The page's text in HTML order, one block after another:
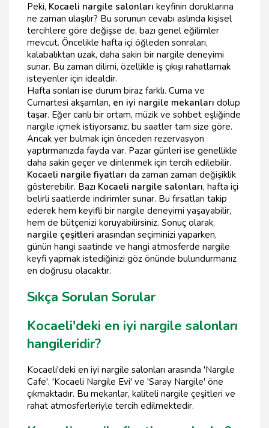
Peki, Kocaeli nargile salonları keyfinin doruklarına
ne zaman ulaşılır? Bu sorunun cevabı aslında kişisel
tercihlere göre değişse de, bazı genel eğilimler
mevcut. Öncelikle hafta içi öğleden sonraları,
kalabalıktan uzak, daha sakin bir nargile deneyimi
sunar. Bu zaman dilimi, özellikle iş çıkışı rahatlamak
isteyenler için idealdir.
Hafta sonları ise durum biraz farklı. Cuma ve
Cumartesi akşamları, en iyi nargile mekanları dolup
taşar. Eğer canlı bir ortam, müzik ve sohbet eşliğinde
nargile içmek istiyorsanız, bu saatler tam size göre.
Ancak yer bulmak için önceden rezervasyon
yaptırmanızda fayda var. Pazar günleri ise genellikle
daha sakin geçer ve dinlenmek için tercih edilebilir.
Kocaeli nargile fiyatları da zaman zaman değişiklik
gösterebilir. Bazı Kocaeli nargile salonları, hafta içi
belirli saatlerde indirimler sunar. Bu fırsatları takip
ederek hem keyifli bir nargile deneyimi yaşayabilir,
hem de bütçenizi koruyabilirsiniz. Sonuç olarak,
nargile çeşitleri arasından seçiminizi yaparken,
günün hangi saatinde ve hangi atmosferde nargile
keyfi yapmak istediğinizi göz önünde bulundurmanız
en doğrusu olacaktır.
Sıkça Sorulan Sorular
Kocaeli'deki en iyi nargile salonları
hangileridir?
Kocaeli'deki en iyi nargile salonları arasında 'Nargile
Cafe', 'Kocaeli Nargile Evi' ve 'Saray Nargile' öne
çıkmaktadır. Bu mekanlar, kaliteli nargile çeşitleri ve
rahat atmosferleriyle tercih edilmektedir.